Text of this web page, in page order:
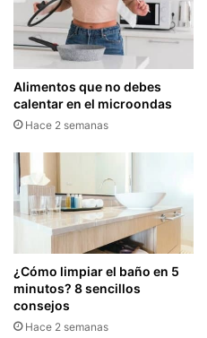
Alimentos que no debes
calentar en el microondas
Hace 2 semanas
¿Cómo limpiar el baño en 5
minutos? 8 sencillos
consejos
Hace 2 semanas